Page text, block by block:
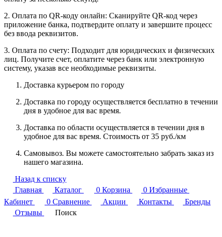
2. Оплата по QR-коду онлайн: Сканируйте QR-код через
приложение банка, подтвердите оплату и завершите процесс
без ввода реквизитов.
3. Оплата по счету: Подходит для юридических и физических
лиц. Получите счет, оплатите через банк или электронную
систему, указав все необходимые реквизиты.
Доставка курьером по городу
Доставка по городу осуществляется бесплатно в течении
дня в удобное для вас время.
Доставка по области осуществляется в течении дня в
удобное для вас время. Стоимость от 35 руб./км
Самовывоз. Вы можете самостоятельно забрать заказ из
нашего магазина.
Назад к списку
Главная
Каталог 0 Корзина 0 Избранные
Кабинет
0 Сравнение Акции Контакты
Бренды
Отзывы
Поиск